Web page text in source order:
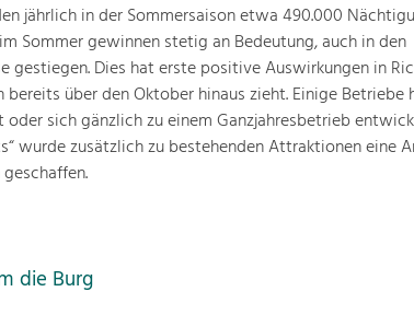
jährlich in der Sommersaison etwa 490.000
Sommer gewinnen stetig an Bedeutung, auch in den
gestiegen. Dies hat erste positive Auswirkungen in
über den Oktober hinaus zieht. Einige Betriebe
sich gänzlich zu einem Ganzjahresbetrieb
wurde zusätzlich zu bestehenden Attraktionen eine
die Burg